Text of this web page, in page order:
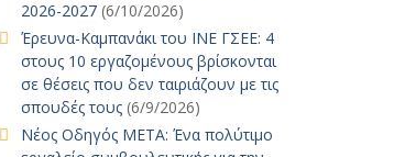
2026-2027 (6/10/2026)
Έρευνα-Καμπανάκι του ΙΝΕ ΓΣΕΕ: 4
στους 10 εργαζομένους βρίσκονται
σε θέσεις που δεν ταιριάζουν με τις
σπουδές τους (6/9/2026)
Νέος Οδηγός ΜΕΤΑ: Ένα πολύτιμο